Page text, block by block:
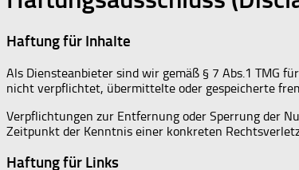
Haftung für Inhalte
Als Diensteanbieter sind wir gemäß § 7 Abs.1 TMG
nicht verpflichtet, übermittelte oder gespeicherte
Verpflichtungen zur Entfernung oder Sperrung der
Zeitpunkt der Kenntnis einer konkreten
Haftung für Links